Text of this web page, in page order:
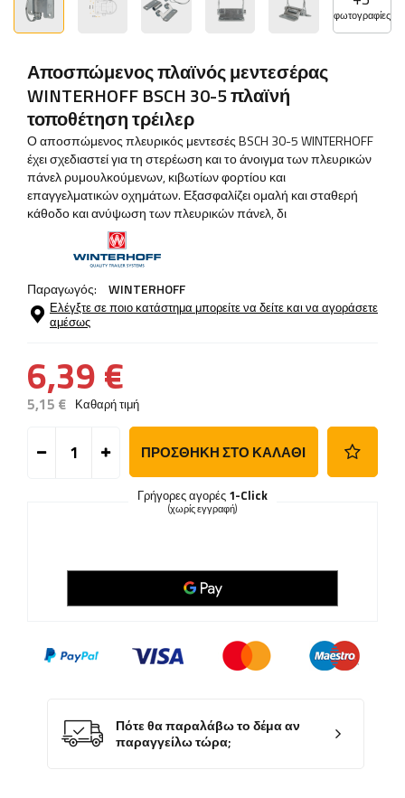
φωτογραφίες
Αποσπώμενος πλαϊνός μεντεσέρας
WINTERHOFF BSCH 30-5 πλαϊνή
τοποθέτηση τρέιλερ
Ο αποσπώμενος πλευρικός μεντεσές BSCH 30-5 WINTERHOFF
έχει σχεδιαστεί για τη στερέωση και το άνοιγμα των πλευρικών
πάνελ ρυμουλκούμενων, κιβωτίων φορτίου και
επαγγελματικών οχημάτων. Εξασφαλίζει ομαλή και σταθερή
κάθοδο και ανύψωση των πλευρικών πάνελ, δι
Παραγωγός: WINTERHOFF
Ελέγξτε σε ποιο κατάστημα μπορείτε να δείτε και να αγοράσετε
αμέσως
6,39 €
5,15 € Καθαρή τιμή
ΠΡΟΣΘΉΚΗ ΣΤΟ ΚΑΛΆΘΙ
Γρήγορες αγορές 1-Click
(χωρίς εγγραφή)
Πότε θα παραλάβω το δέμα αν
παραγγείλω τώρα;